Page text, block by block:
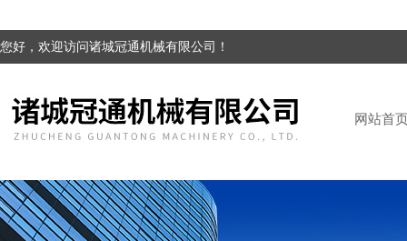
您好，欢迎访问诸城冠通机械有限公司！
网站首